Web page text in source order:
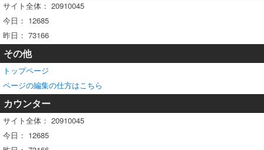
サイト全体： 20910045
今日： 12685
昨日： 73166
その他
トップページ
ページの編集の仕方はこちら
カウンター
サイト全体： 20910045
今日： 12685